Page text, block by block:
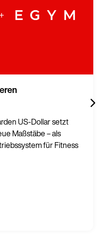
US-Dollar setzt
Maßstäbe – als
für Fitness